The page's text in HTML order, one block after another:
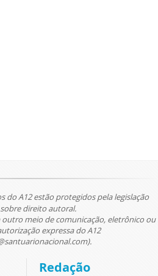
do A12 estão protegidos pela legislação
direito autoral.
meio de comunicação, eletrônico ou
expressa do A12
Redação